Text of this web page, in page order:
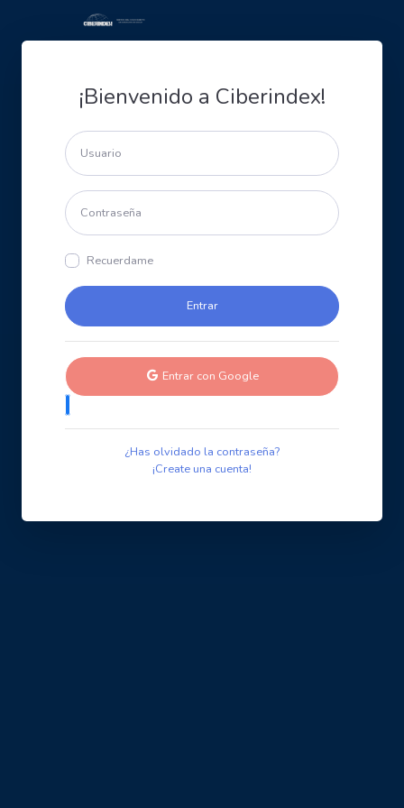
¡Bienvenido a Ciberindex!
Recuerdame
Entrar con Google
¿Has olvidado la contraseña?
¡Create una cuenta!